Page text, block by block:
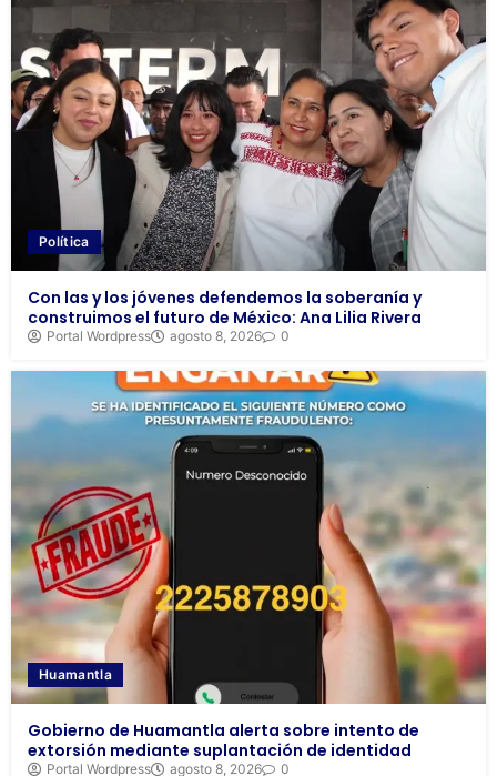
Política
Con las y los jóvenes defendemos la soberanía y
construimos el futuro de México: Ana Lilia Rivera
Portal Wordpress agosto 8, 2026 0
Huamantla
Gobierno de Huamantla alerta sobre intento de
extorsión mediante suplantación de identidad
Portal Wordpress agosto 8, 2026 0